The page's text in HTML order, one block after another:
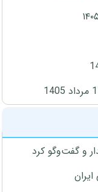
و گفت‌وگو کرد